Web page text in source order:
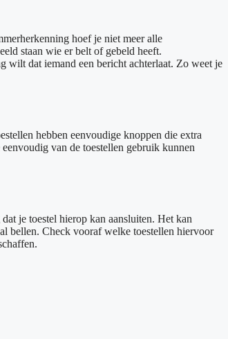
hoef je niet meer alle
staan wie er belt of gebeld heeft.
wilt dat iemand een bericht achterlaat. Zo weet je
hebben eenvoudige knoppen die extra
eenvoudig van de toestellen gebruik kunnen
je toestel hierop kan aansluiten. Het kan
bellen. Check vooraf welke toestellen hiervoor